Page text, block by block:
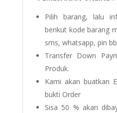
Pilih barang, lalu
berikut kode barang
sms, whatsapp, pin
Transfer Down
Produk.
Kami akan buatkan
bukti Order
Sisa 50 % akan